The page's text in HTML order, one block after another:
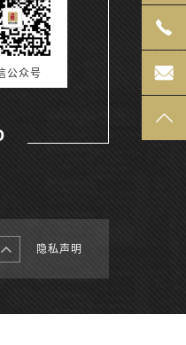
公众号
隐私声明